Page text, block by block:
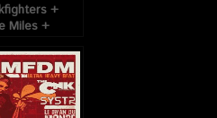
+
Miles +
du Monde
le 28
2014